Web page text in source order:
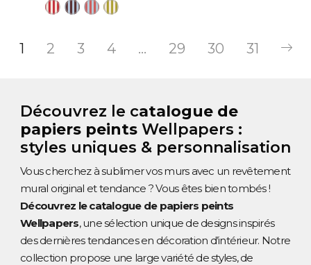
1 2 3 4 … 29 30 31
Découvrez le catalogue de
papiers peints Wellpapers :
styles uniques & personnalisation
Vous cherchez à sublimer vos murs avec un revêtement
mural original et tendance ? Vous êtes bien tombés !
Découvrez le catalogue de papiers peints
Wellpapers, une sélection unique de designs inspirés
des dernières tendances en décoration d’intérieur. Notre
collection propose une large variété de styles, de